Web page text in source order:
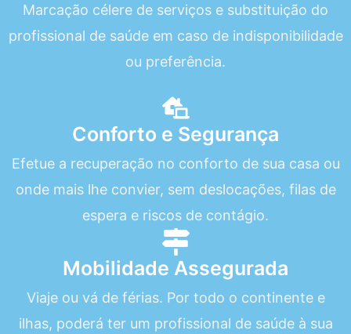
Marcação célere de serviços e substituição do
profissional de saúde em caso de indisponibilidade
ou preferência.
Conforto e Segurança
Efetue a recuperação no conforto de sua casa ou
onde mais lhe convier, sem deslocações, filas de
espera e riscos de contágio.
Mobilidade Assegurada
Viaje ou vá de férias. Por todo o continente e
ilhas, poderá ter um profissional de saúde à sua